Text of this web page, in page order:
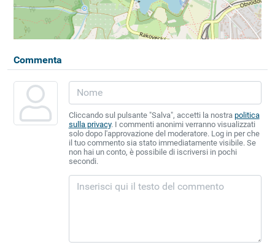
Commenta
Cliccando sul pulsante "Salva", accetti la nostra politica
sulla privacy. I commenti anonimi verranno visualizzati
solo dopo l'approvazione del moderatore. Log in per che
il tuo commento sia stato immediatamente visibile. Se
non hai un conto, è possibile di iscriversi in pochi
secondi.